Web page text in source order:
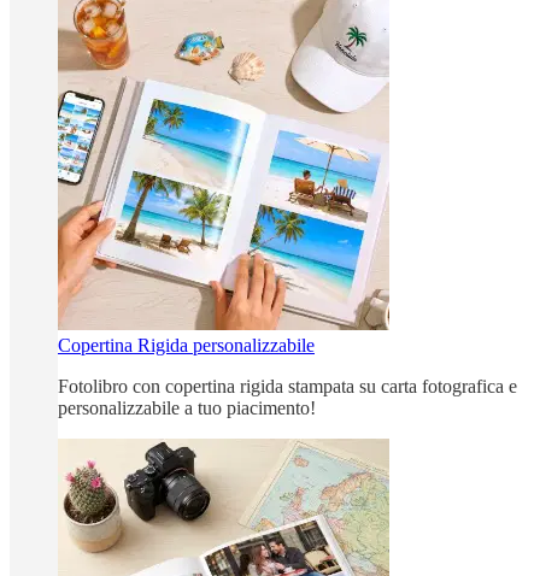
Copertina Rigida personalizzabile
Fotolibro con copertina rigida stampata su carta fotografica e
personalizzabile a tuo piacimento!